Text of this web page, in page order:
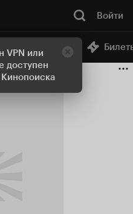
VPN или
доступен
Кинопоиска
Войти
Онлайн-кинотеатр